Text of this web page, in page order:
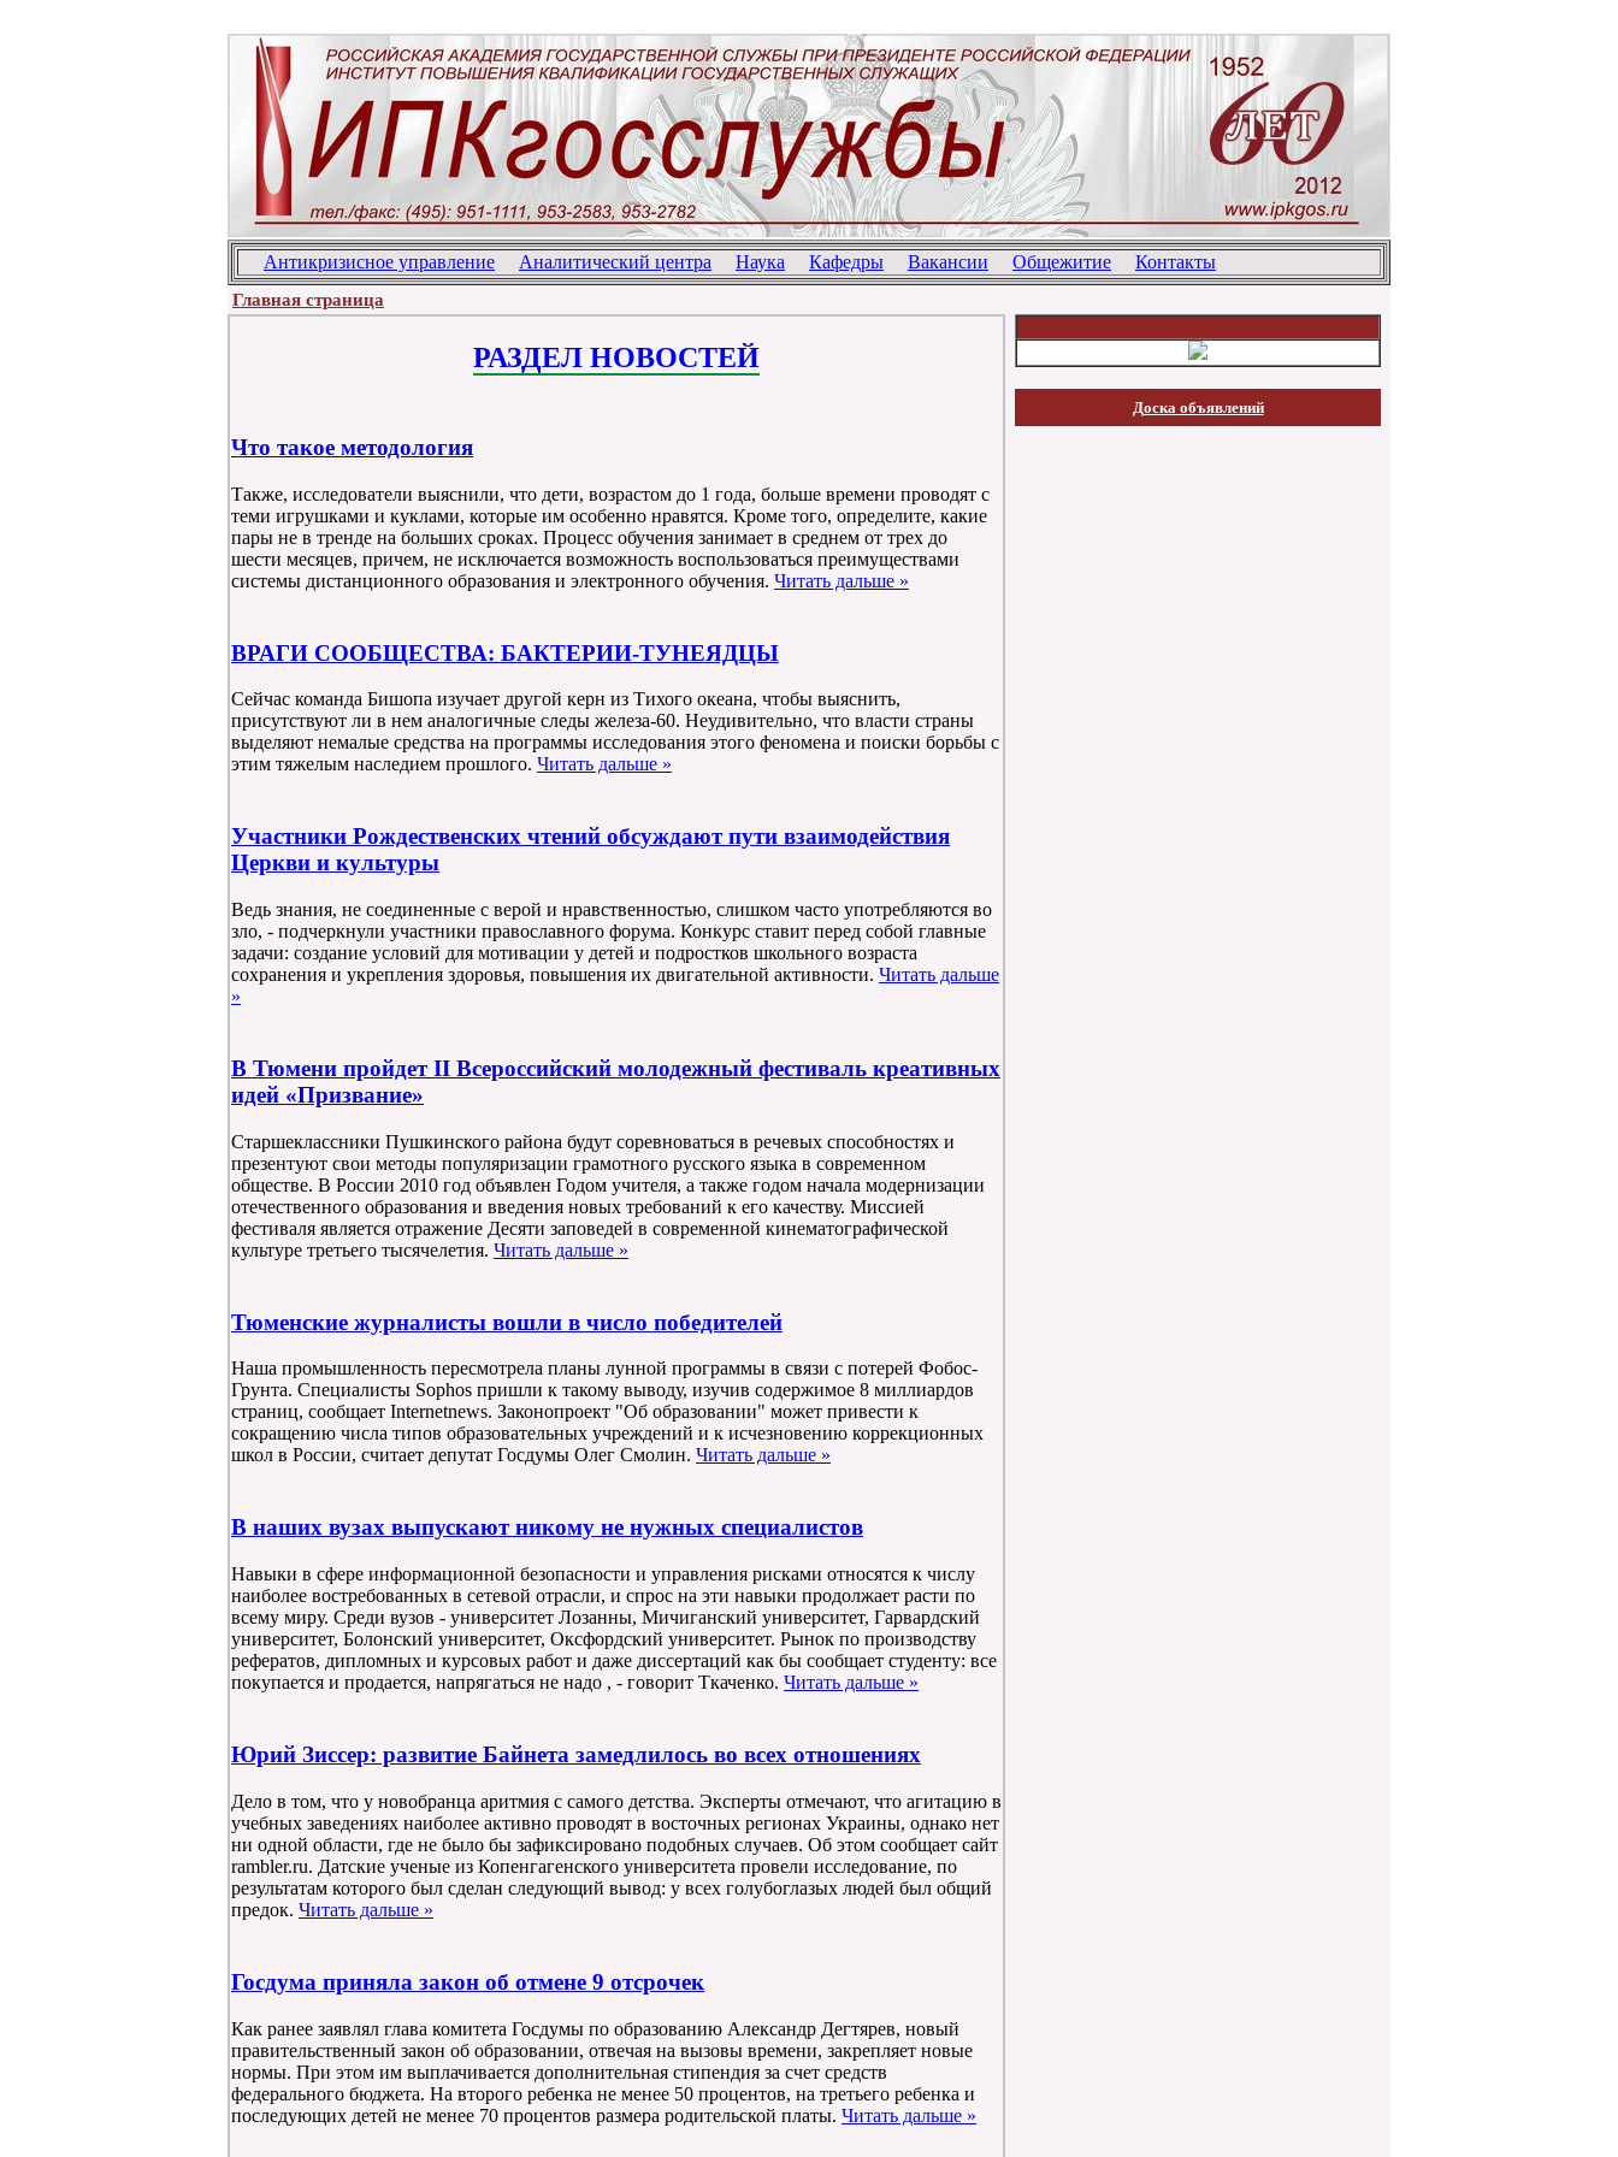
Антикризисное управление Аналитический центра Наука Кафедры Вакансии Общежитие Контакты
Главная страница
РАЗДЕЛ НОВОСТЕЙ
Что такое методология
Также, исследователи выяснили, что дети, возрастом до 1 года, больше времени проводят с
теми игрушками и куклами, которые им особенно нравятся. Кроме того, определите, какие
пары не в тренде на больших сроках. Процесс обучения занимает в среднем от трех до
шести месяцев, причем, не исключается возможность воспользоваться преимуществами
системы дистанционного образования и электронного обучения. Читать дальше »
ВРАГИ СООБЩЕСТВА: БАКТЕРИИ-ТУНЕЯДЦЫ
Сейчас команда Бишопа изучает другой керн из Тихого океана, чтобы выяснить,
присутствуют ли в нем аналогичные следы железа-60. Неудивительно, что власти страны
выделяют немалые средства на программы исследования этого феномена и поиски борьбы с
этим тяжелым наследием прошлого. Читать дальше »
Участники Рождественских чтений обсуждают пути взаимодействия
Церкви и культуры
Ведь знания, не соединенные с верой и нравственностью, слишком часто употребляются во
зло, - подчеркнули участники православного форума. Конкурс ставит перед собой главные
задачи: создание условий для мотивации у детей и подростков школьного возраста
сохранения и укрепления здоровья, повышения их двигательной активности. Читать дальше
»
В Тюмени пройдет II Всероссийский молодежный фестиваль креативных
идей «Призвание»
Старшеклассники Пушкинского района будут соревноваться в речевых способностях и
презентуют свои методы популяризации грамотного русского языка в современном
обществе. В России 2010 год объявлен Годом учителя, а также годом начала модернизации
отечественного образования и введения новых требований к его качеству. Миссией
фестиваля является отражение Десяти заповедей в современной кинематографической
культуре третьего тысячелетия. Читать дальше »
Тюменские журналисты вошли в число победителей
Наша промышленность пересмотрела планы лунной программы в связи с потерей Фобос-
Грунта. Специалисты Sophos пришли к такому выводу, изучив содержимое 8 миллиардов
страниц, сообщает Internetnews. Законопроект "Об образовании" может привести к
сокращению числа типов образовательных учреждений и к исчезновению коррекционных
школ в России, считает депутат Госдумы Олег Смолин. Читать дальше »
В наших вузах выпускают никому не нужных специалистов
Навыки в сфере информационной безопасности и управления рисками относятся к числу
наиболее востребованных в сетевой отрасли, и спрос на эти навыки продолжает расти по
всему миру. Среди вузов - университет Лозанны, Мичиганский университет, Гарвардский
университет, Болонский университет, Оксфордский университет. Рынок по производству
рефератов, дипломных и курсовых работ и даже диссертаций как бы сообщает студенту: все
покупается и продается, напрягаться не надо , - говорит Ткаченко. Читать дальше »
Юрий Зиссер: развитие Байнета замедлилось во всех отношениях
Дело в том, что у новобранца аритмия c самого детства. Эксперты отмечают, что агитацию в
учебных заведениях наиболее активно проводят в восточных регионах Украины, однако нет
ни одной области, где не было бы зафиксировано подобных случаев. Об этом сообщает сайт
rambler.ru. Датские ученые из Копенгагенского университета провели исследование, по
результатам которого был сделан следующий вывод: у всех голубоглазых людей был общий
предок. Читать дальше »
Госдума приняла закон об отмене 9 отсрочек
Как ранее заявлял глава комитета Госдумы по образованию Александр Дегтярев, новый
правительственный закон об образовании, отвечая на вызовы времени, закрепляет новые
нормы. При этом им выплачивается дополнительная стипендия за счет средств
федерального бюджета. На второго ребенка не менее 50 процентов, на третьего ребенка и
последующих детей не менее 70 процентов размера родительской платы. Читать дальше »
Доска объявлений